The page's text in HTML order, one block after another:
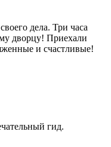
дела. Три часа
дворцу! Приехали
и счастливые!
гид.